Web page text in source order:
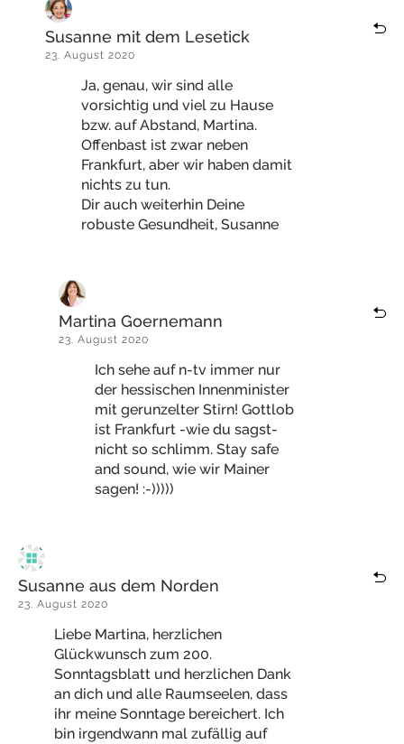
Susanne mit dem Lesetick
23. August 2020
Ja, genau, wir sind alle
vorsichtig und viel zu Hause
bzw. auf Abstand, Martina.
Offenbast ist zwar neben
Frankfurt, aber wir haben damit
nichts zu tun.
Dir auch weiterhin Deine
robuste Gesundheit, Susanne
Martina Goernemann
23. August 2020
Ich sehe auf n-tv immer nur
der hessischen Innenminister
mit gerunzelter Stirn! Gottlob
ist Frankfurt -wie du sagst-
nicht so schlimm. Stay safe
and sound, wie wir Mainer
sagen! :-)))))
Susanne aus dem Norden
23. August 2020
Liebe Martina, herzlichen
Glückwunsch zum 200.
Sonntagsblatt und herzlichen Dank
an dich und alle Raumseelen, dass
ihr meine Sonntage bereichert. Ich
bin irgendwann mal zufällig auf